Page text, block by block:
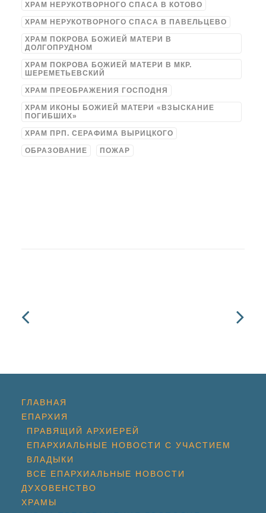
ХРАМ НЕРУКОТВОРНОГО СПАСА В КОТОВО
ХРАМ НЕРУКОТВОРНОГО СПАСА В ПАВЕЛЬЦЕВО
ХРАМ ПОКРОВА БОЖИЕЙ МАТЕРИ В
ДОЛГОПРУДНОМ
ХРАМ ПОКРОВА БОЖИЕЙ МАТЕРИ В МКР.
ШЕРЕМЕТЬЕВСКИЙ
ХРАМ ПРЕОБРАЖЕНИЯ ГОСПОДНЯ
ХРАМ ИКОНЫ БОЖИЕЙ МАТЕРИ «ВЗЫСКАНИЕ
ПОГИБШИХ»
ХРАМ ПРП. СЕРАФИМА ВЫРИЦКОГО
ОБРАЗОВАНИЕ ПОЖАР
ГЛАВНАЯ
ЕПАРХИЯ
ПРАВЯЩИЙ АРХИЕРЕЙ
ЕПАРХИАЛЬНЫЕ НОВОСТИ С УЧАСТИЕМ
ВЛАДЫКИ
ВСЕ ЕПАРХИАЛЬНЫЕ НОВОСТИ
ДУХОВЕНСТВО
ХРАМЫ